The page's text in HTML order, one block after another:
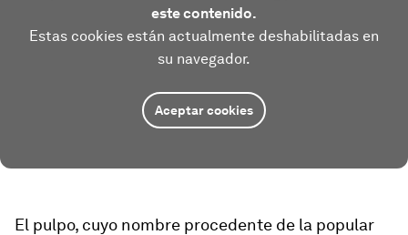
este contenido.
Estas cookies están actualmente deshabilitadas en
su navegador.
Aceptar cookies
El pulpo, cuyo nombre procedente de la popular